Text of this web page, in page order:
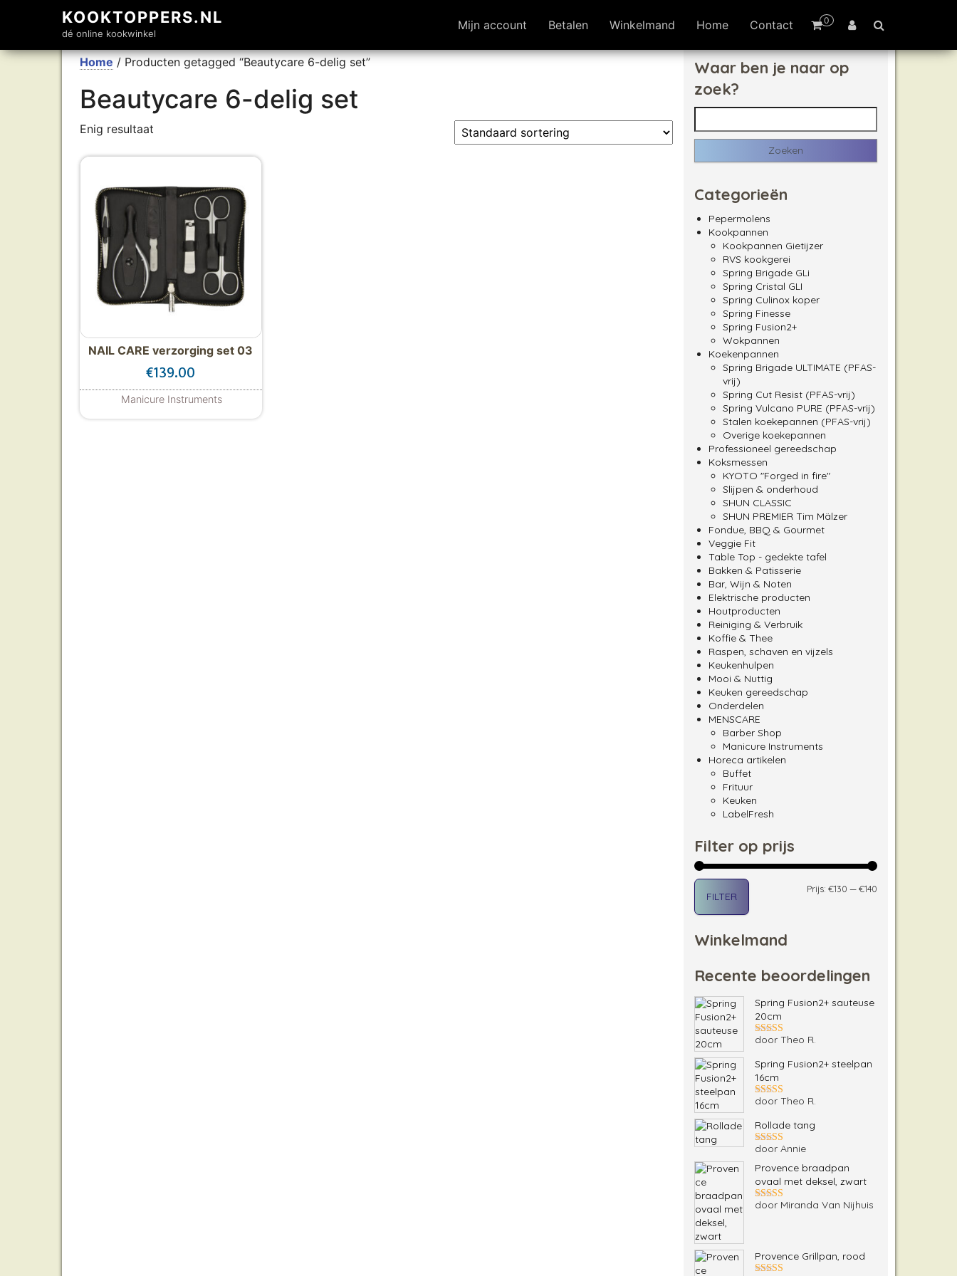
KOOKTOPPERS.NL
dé online kookwinkel
0
Mijn account Betalen Winkelmand Home Contact
Home / Producten getagged “Beautycare 6-delig set”
Beautycare 6-delig set
Enig resultaat
NAIL CARE verzorging set 03
€139.00
Manicure Instruments
Waar ben je naar op
zoek?
Zoeken naar:
Categorieën
Pepermolens
Kookpannen
Kookpannen Gietijzer
RVS kookgerei
Spring Brigade GLi
Spring Cristal GLI
Spring Culinox koper
Spring Finesse
Spring Fusion2+
Wokpannen
Koekenpannen
Spring Brigade ULTIMATE (PFAS-
vrij)
Spring Cut Resist (PFAS-vrij)
Spring Vulcano PURE (PFAS-vrij)
Stalen koekepannen (PFAS-vrij)
Overige koekepannen
Professioneel gereedschap
Koksmessen
KYOTO "Forged in fire"
Slijpen & onderhoud
SHUN CLASSIC
SHUN PREMIER Tim Mälzer
Fondue, BBQ & Gourmet
Veggie Fit
Table Top - gedekte tafel
Bakken & Patisserie
Bar, Wijn & Noten
Elektrische producten
Houtproducten
Reiniging & Verbruik
Koffie & Thee
Raspen, schaven en vijzels
Keukenhulpen
Mooi & Nuttig
Keuken gereedschap
Onderdelen
MENSCARE
Barber Shop
Manicure Instruments
Horeca artikelen
Buffet
Frituur
Keuken
LabelFresh
Filter op prijs
FILTER
Prijs: €130 — €140
Winkelmand
Recente beoordelingen
Spring Fusion2+ sauteuse
20cm
Gewaardeerd
door Theo R.
Spring Fusion2+ steelpan
16cm
Gewaardeerd
door Theo R.
Rollade tang
Gewaardeerd
door Annie
Provence braadpan
ovaal met deksel, zwart
Gewaardeerd
door Miranda Van Nijhuis
Provence Grillpan, rood